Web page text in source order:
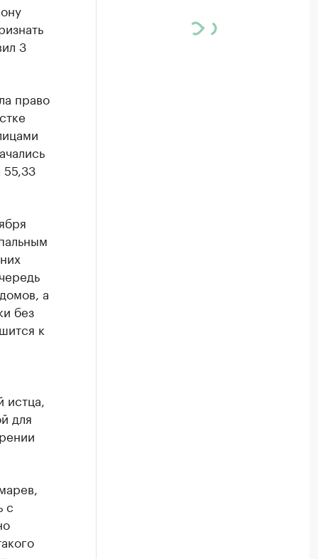
3
право
а
без
к
для
с